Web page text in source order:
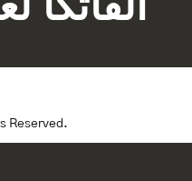
Reserved.